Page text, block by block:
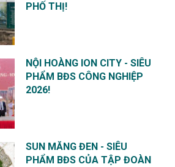
PHỐ THỊ!
NỘI HOÀNG ION CITY - SIÊU
PHẨM BĐS CÔNG NGHIỆP
2026!
SUN MĂNG ĐEN - SIÊU
PHẨM BĐS CỦA TẬP ĐOÀN